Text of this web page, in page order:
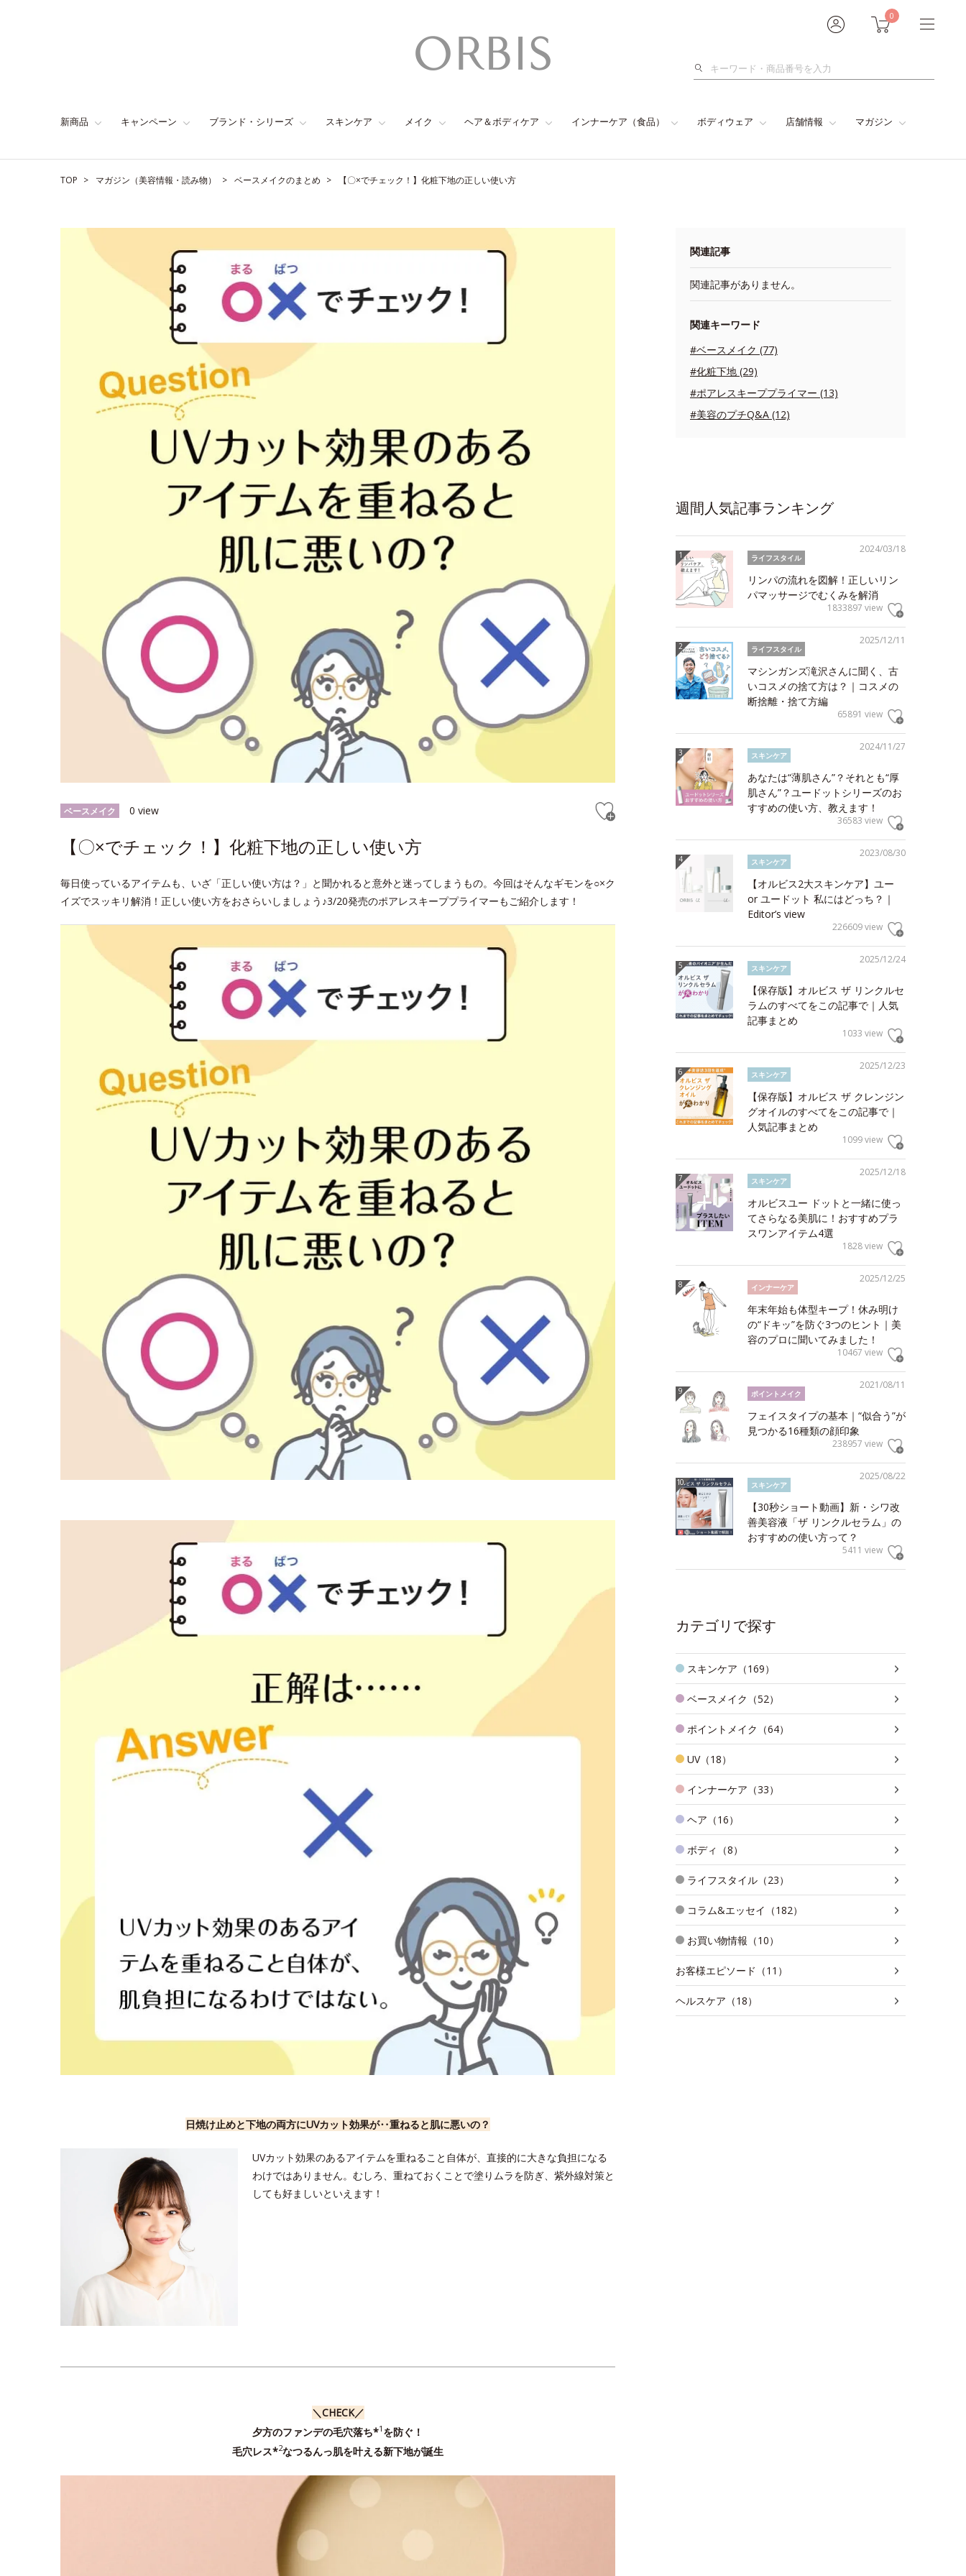
0
検
新商品 キャンペーン ブランド・シリーズ スキンケア メイク ヘア＆ボディケア インナーケア（食品） ボディウェア 店舗情報 マガジン
TOP マガジン（美容情報・読み物） ベースメイクのまとめ 【〇×でチェック！】化粧下地の正しい使い方
ベースメイク 0 view
【〇×でチェック！】化粧下地の正しい使い方
毎日使っているアイテムも、いざ「正しい使い方は？」と聞かれると意外と迷ってしまうもの。今回はそんなギモンを○×ク
イズでスッキリ解消！正しい使い方をおさらいしましょう♪3/20発売のポアレスキーププライマーもご紹介します！
日焼け止めと下地の両方にUVカット効果が‥重ねると肌に悪いの？
UVカット効果のあるアイテムを重ねること自体が、直接的に大きな負担になる
わけではありません。むしろ、重ねておくことで塗りムラを防ぎ、紫外線対策と
しても好ましいといえます！
＼CHECK／
夕方のファンデの毛穴落ち*1 を防ぐ！
毛穴レス*2なつるんっ肌を叶える新下地が誕生
関連記事
関連記事がありません。
関連キーワード
#ベースメイク (77)
#化粧下地 (29)
#ポアレスキーププライマー (13)
#美容のプチQ&A (12)
週間人気記事ランキング
2024/03/18
ライフスタイル
リンパの流れを図解！正しいリン
パマッサージでむくみを解消
1833897 view
2025/12/11
ライフスタイル
マシンガンズ滝沢さんに聞く、古
いコスメの捨て方は？｜コスメの
断捨離・捨て方編
65891 view
2024/11/27
スキンケア
あなたは“薄肌さん”？それとも“厚
肌さん”？ユードットシリーズのお
すすめの使い方、教えます！
36583 view
2023/08/30
スキンケア
【オルビス2大スキンケア】ユー
or ユードット 私にはどっち？｜
Editor’s view
226609 view
2025/12/24
スキンケア
【保存版】オルビス ザ リンクルセ
ラムのすべてをこの記事で｜人気
記事まとめ
1033 view
2025/12/23
スキンケア
【保存版】オルビス ザ クレンジン
グオイルのすべてをこの記事で｜
人気記事まとめ
1099 view
2025/12/18
スキンケア
オルビスユー ドットと一緒に使っ
てさらなる美肌に！おすすめプラ
スワンアイテム4選
1828 view
2025/12/25
インナーケア
年末年始も体型キープ！休み明け
の“ドキッ”を防ぐ3つのヒント｜美
容のプロに聞いてみました！
10467 view
2021/08/11
ポイントメイク
フェイスタイプの基本｜“似合う”が
見つかる16種類の顔印象
238957 view
2025/08/22
スキンケア
【30秒ショート動画】新・シワ改
善美容液「ザ リンクルセラム」の
おすすめの使い方って？
5411 view
カテゴリで探す
スキンケア（169）
ベースメイク（52）
ポイントメイク（64）
UV（18）
インナーケア（33）
ヘア（16）
ボディ（8）
ライフスタイル（23）
コラム&エッセイ（182）
お買い物情報（10）
お客様エピソード（11）
ヘルスケア（18）